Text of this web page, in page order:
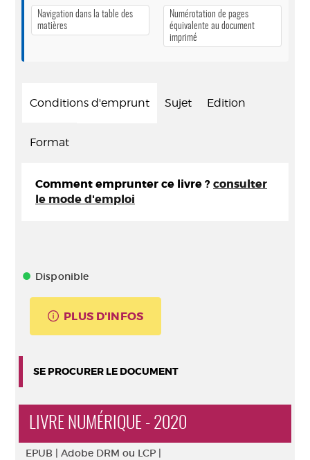
Navigation dans la table des
matières
Numérotation de pages
équivalente au document
imprimé
Conditions d'emprunt Sujet Edition
Format
Comment emprunter ce livre ? consulter
le mode d'emploi
Disponible
PLUS D'INFOS
SE PROCURER LE DOCUMENT
LIVRE NUMÉRIQUE - 2020
EPUB | Adobe DRM ou LCP |